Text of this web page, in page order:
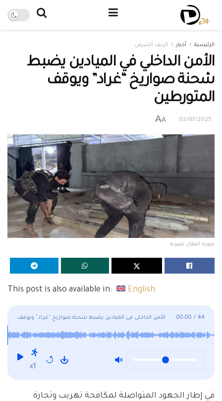
الرئيسية أخبار الريف الشرقي
الأمن الداخلي في الميادين يضبط
شحنة صواريخ “غراد” ويوقف
المتورطين
02/07/2025
A
A
صورة المقال تعبيرية
This post is also available in: English
الأمن الداخلي في الميادين يضبط شحنة صواريخ "غراد" ويوقف
المتورطين
00:00 / 44
x1
في إطار الجهود المتواصلة لمكافحة تهريب وتجارة